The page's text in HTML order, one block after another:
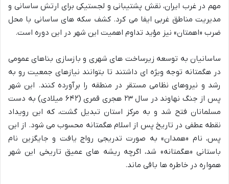
مهم در غرب ایران، نقش پشتیبانی و لجستیکی برای ارتش ساسانی و
مدیریت مناطق غربی ایفا می کرد. کشف سکه های ساسانی با محل
ضرب «اهمتان» نیز مؤید تداوم اهمیت این شهر در این دوره است.
ساسانیان به توسعه زیرساخت های شهری و بازسازی بناهای عمومی
در هگمتانه توجه ویژه ای داشتند تا بتوانند نیازهای جمعیت رو به
رشد و نیروهای نظامی مستقر در منطقه را برآورده کنند. این شهر
پس از جنگ نهاوند در سال ۲۳ هجری قمری (۶۴۲ میلادی) به دست
مسلمانان فتح شد و به مرکز استان تبدیل گشت، که این رویداد
نقطه عطفی در تاریخ پس از اسلام هگمتانه محسوب می شود. از این
پس، نام «همدان» به صورت تدریجی رواج یافت و جایگزین نام
باستانی «هگمتانه» شد، اگرچه ریشه های عمیق تاریخی این شهر
همواره در خاطره ها باقی ماند.